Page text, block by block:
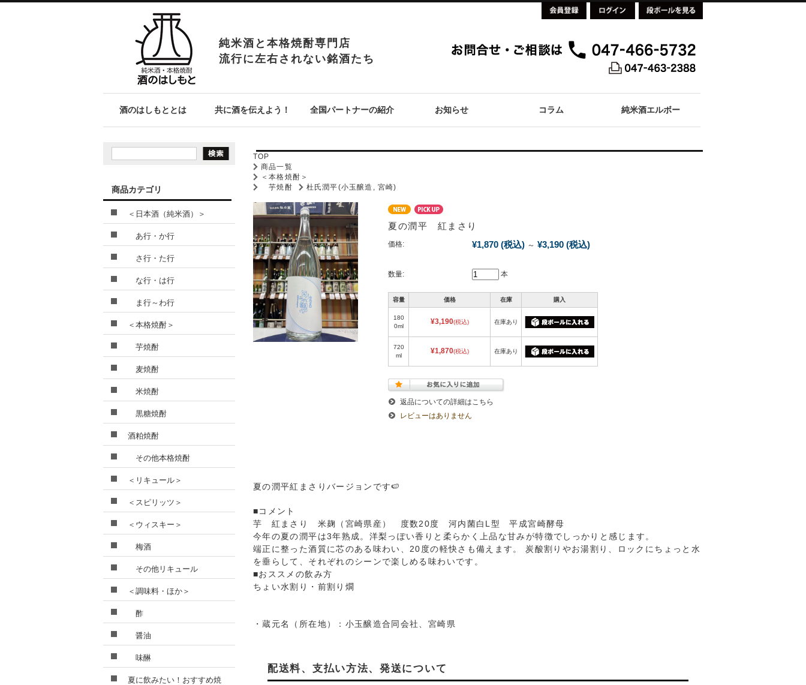
純米酒と本格焼酎専門店
流行に左右されない銘酒たち
酒のはしもととは 共に酒を伝えよう！ 全国パートナーの紹介 お知らせ コラム 純米酒エルボー
TOP
商品一覧
＜本格焼酎＞
芋焼酎
杜氏潤平(小玉醸造, 宮崎)
夏の潤平 紅まさり
価格: ¥1,870 (税込) ～ ¥3,190 (税込)
数量: 本
容量 価格 在庫 購入
180
0ml
¥3,190(税込) 在庫あり
720
ml
¥1,870(税込) 在庫あり
返品についての詳細はこちら
レビューはありません
夏の潤平紅まさりバージョンです🍉
■コメント
芋 紅まさり 米麹（宮崎県産） 度数20度 河内菌白L型 平成宮崎酵母
今年の夏の潤平は3年熟成。洋梨っぽい香りと柔らかく上品な甘みが特徴でしっかりと感じます。
端正に整った酒質に芯のある味わい、20度の軽快さも備えます。 炭酸割りやお湯割り、ロックにちょっと水
を垂らして、それぞれのシーンで楽しめる味わいです。
■おススメの飲み方
ちょい水割り・前割り燗
・蔵元名（所在地）：小玉醸造合同会社、宮崎県
配送料、支払い方法、発送について
商品カテゴリ
＜日本酒（純米酒）＞
あ行・か行
さ行・た行
な行・は行
ま行～わ行
＜本格焼酎＞
芋焼酎
麦焼酎
米焼酎
黒糖焼酎
酒粕焼酎
その他本格焼酎
＜リキュール＞
＜スピリッツ＞
＜ウィスキー＞
梅酒
その他リキュール
＜調味料・ほか＞
酢
醤油
味醂
夏に飲みたい！おすすめ焼